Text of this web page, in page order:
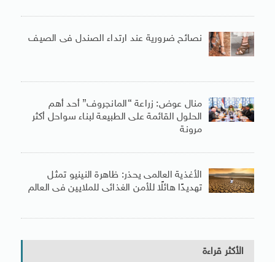
نصائح ضرورية عند ارتداء الصندل فى الصيف
منال عوض: زراعة “المانجروف” أحد أهم
الحلول القائمة على الطبيعة لبناء سواحل أكثر
مرونة
الأغذية العالمى يحذر: ظاهرة النينيو تمثل
تهديدًا هائلًا للأمن الغذائى للملايين فى العالم
الأكثر قراءة